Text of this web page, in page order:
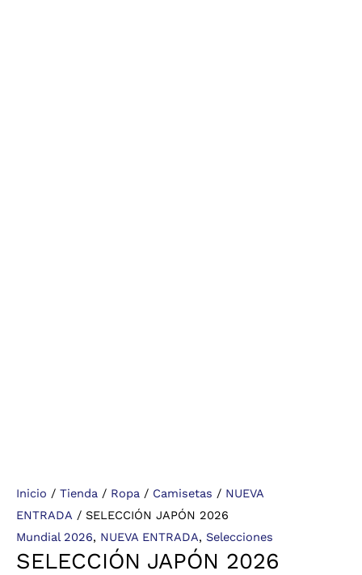
Inicio / Tienda / Ropa / Camisetas / NUEVA
ENTRADA / SELECCIÓN JAPÓN 2026
Mundial 2026, NUEVA ENTRADA, Selecciones
SELECCIÓN JAPÓN 2026